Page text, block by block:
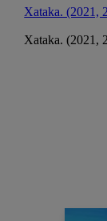
Xataka. (2021,
Xataka. (2021,